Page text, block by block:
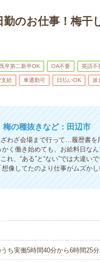
のお仕事！梅干
既卒第二新卒OK OA不要 英語不
給 車通勤可 日払いOK 派
の種抜きなど：田辺市
ざわざ会場まで行って…履歴書
く働き始めても、お給料日な
れ、“ある”と“ない”では大違い
像してたのより仕事がムズか
ち実働5時間40分から6時間25分